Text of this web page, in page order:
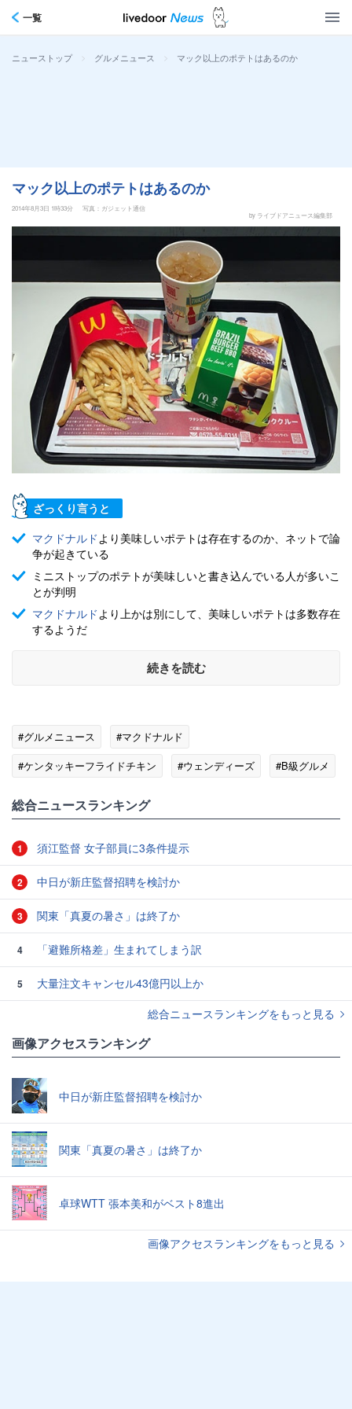
一覧
ニューストップ > グルメニュース > マック以上のポテトはあるのか
マック以上のポテトはあるのか
2014年8月3日 1時33分
写真：ガジェット通信
by ライブドアニュース編集部
ざっくり言うと
マクドナルド より美味しいポテトは存在するのか、ネットで論
争が起きている
ミニストップのポテトが美味しいと書き込んでいる人が多いこ
とが判明
マクドナルド より上かは別にして、美味しいポテトは多数存在
するようだ
続きを読む
#グルメニュース
#マクドナルド
#ケンタッキーフライドチキン
#ウェンディーズ #B級グルメ
総合ニュースランキング
1 須江監督 女子部員に3条件提示
2 中日が新庄監督招聘を検討か
3 関東「真夏の暑さ」は終了か
4 「避難所格差」生まれてしまう訳
5
大量注文キャンセル43億円以上か
総合ニュースランキングをもっと見る
画像アクセスランキング
中日が新庄監督招聘を検討か
関東「真夏の暑さ」は終了か
卓球WTT 張本美和がベスト8進出
画像アクセスランキングをもっと見る